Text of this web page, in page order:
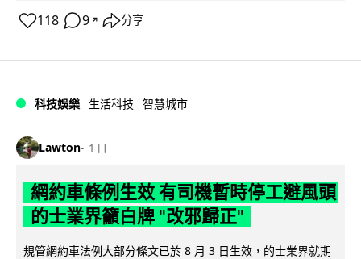
118 9 ↗ 分享
科技娛樂 生活科技 智慧城市
Lawton 1 日
網約車條例生效 有司機暫時停工避風頭
的士業界籲白牌 "改邪歸正"
規管網約車法例大部分條文已於 8 月 3 日生效，的士業界就期